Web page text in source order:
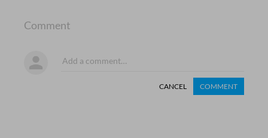
Comment
CANCEL COMMENT